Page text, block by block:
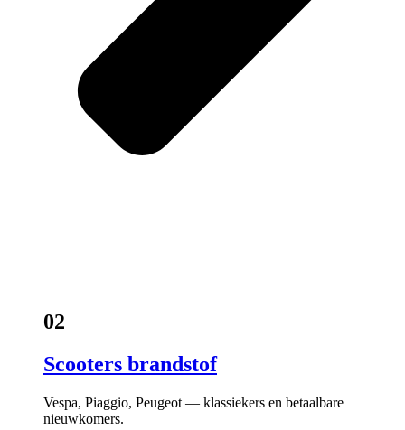
02
Scooters brandstof
Vespa, Piaggio, Peugeot — klassiekers en betaalbare
nieuwkomers.